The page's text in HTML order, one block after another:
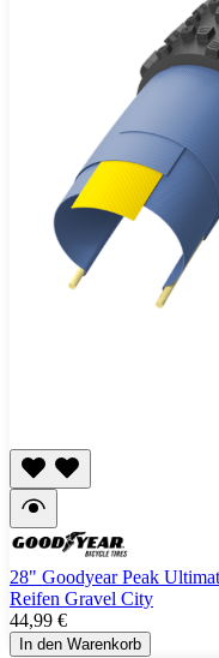
28" Goodyear Peak
Reifen Gravel City
44,99 €
In den Warenkorb